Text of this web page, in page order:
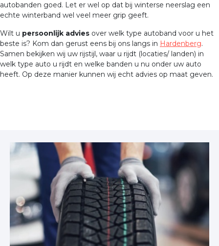
autobanden goed. Let er wel op dat bij winterse neerslag een
echte winterband wel veel meer grip geeft.
Wilt u persoonlijk advies over welk type autoband voor u het
beste is? Kom dan gerust eens bij ons langs in Hardenberg.
Samen bekijken wij uw rijstijl, waar u rijdt (locaties/ landen) in
welk type auto u rijdt en welke banden u nu onder uw auto
heeft. Op deze manier kunnen wij echt advies op maat geven.